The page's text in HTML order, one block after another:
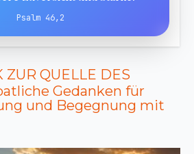
Psalm 46,2
ZUR QUELLE DES
Gedanken für
und Begegnung mit